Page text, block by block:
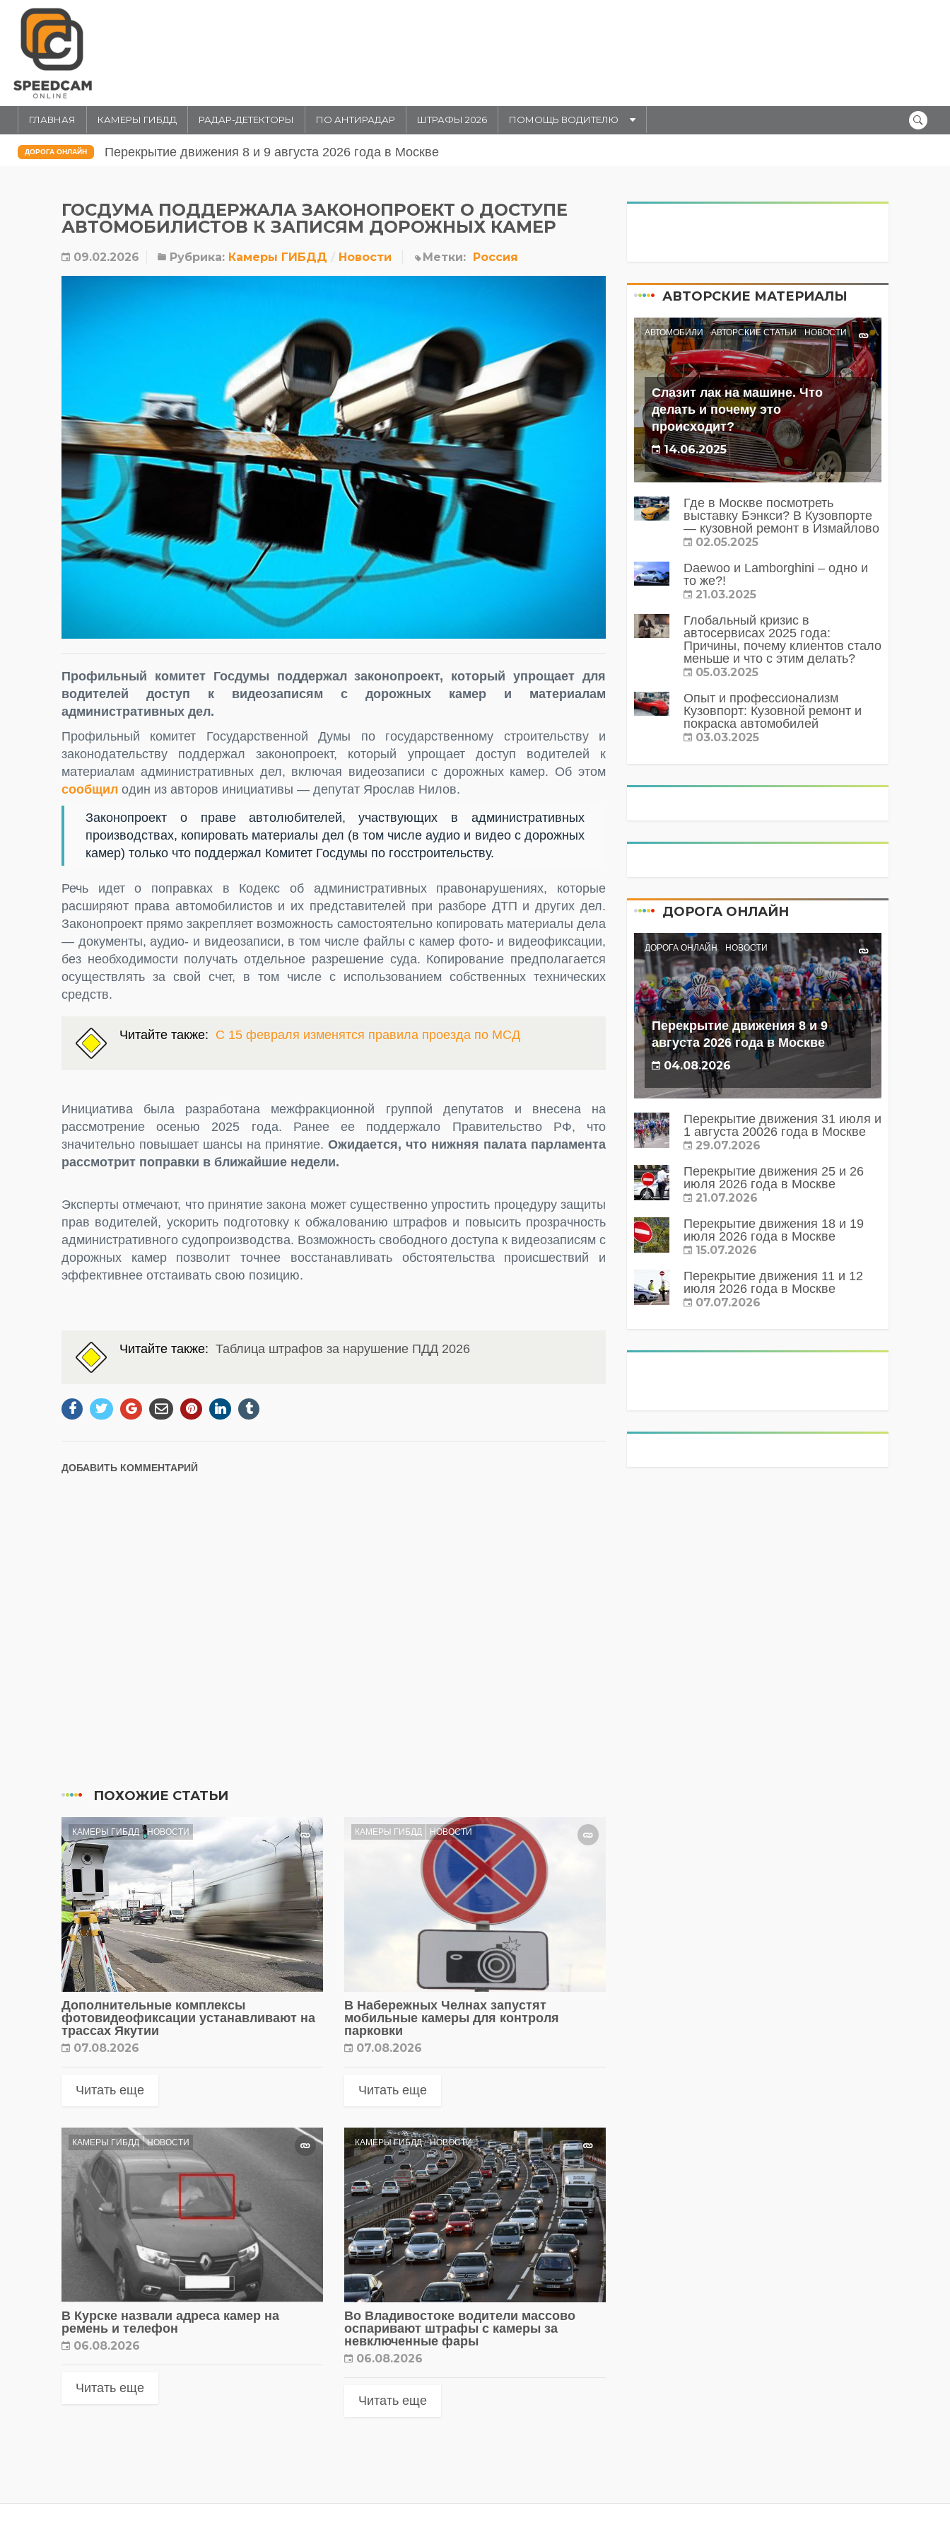
ГЛАВНАЯ КАМЕРЫ ГИБДД РАДАР-ДЕТЕКТОРЫ ПО АНТИРАДАР ШТРАФЫ 2026 ПОМОЩЬ ВОДИТЕЛЮ
ДОРОГА ОНЛАЙН Перекрытие движения 31 июля и 1 августа 20026 года в Москве
ГОСДУМА ПОДДЕРЖАЛА ЗАКОНОПРОЕКТ О ДОСТУПЕ
АВТОМОБИЛИСТОВ К ЗАПИСЯМ ДОРОЖНЫХ КАМЕР
09.02.2026 Рубрика: Камеры ГИБДД Новости Метки: Россия
Профильный комитет Госдумы поддержал законопроект, который упрощает для
водителей доступ к видеозаписям с дорожных камер и материалам
административных дел.
Профильный комитет Государственной Думы по государственному строительству и
законодательству поддержал законопроект, который упрощает доступ водителей к
материалам административных дел, включая видеозаписи с дорожных камер. Об этом
сообщил один из авторов инициативы — депутат Ярослав Нилов.
Законопроект о праве автолюбителей, участвующих в административных
производствах, копировать материалы дел (в том числе аудио и видео с дорожных
камер) только что поддержал Комитет Госдумы по госстроительству.
Речь идет о поправках в Кодекс об административных правонарушениях, которые
расширяют права автомобилистов и их представителей при разборе ДТП и других дел.
Законопроект прямо закрепляет возможность самостоятельно копировать материалы дела
— документы, аудио- и видеозаписи, в том числе файлы с камер фото- и видеофиксации,
без необходимости получать отдельное разрешение суда. Копирование предполагается
осуществлять за свой счет, в том числе с использованием собственных технических
средств.
Читайте также: С 15 февраля изменятся правила проезда по МСД
Инициатива была разработана межфракционной группой депутатов и внесена на
рассмотрение осенью 2025 года. Ранее ее поддержало Правительство РФ, что
значительно повышает шансы на принятие. Ожидается, что нижняя палата парламента
рассмотрит поправки в ближайшие недели.
Эксперты отмечают, что принятие закона может существенно упростить процедуру защиты
прав водителей, ускорить подготовку к обжалованию штрафов и повысить прозрачность
административного судопроизводства. Возможность свободного доступа к видеозаписям с
дорожных камер позволит точнее восстанавливать обстоятельства происшествий и
эффективнее отстаивать свою позицию.
Читайте также: Таблица штрафов за нарушение ПДД 2026
ДОБАВИТЬ КОММЕНТАРИЙ
ПОХОЖИЕ СТАТЬИ
КАМЕРЫ ГИБДД НОВОСТИ
Дополнительные комплексы
фотовидеофиксации устанавливают на
трассах Якутии
07.08.2026
Читать еще
КАМЕРЫ ГИБДД НОВОСТИ
В Набережных Челнах запустят
мобильные камеры для контроля
парковки
07.08.2026
Читать еще
КАМЕРЫ ГИБДД НОВОСТИ
В Курске назвали адреса камер на
ремень и телефон
06.08.2026
Читать еще
КАМЕРЫ ГИБДД НОВОСТИ
Во Владивостоке водители массово
оспаривают штрафы с камеры за
невключенные фары
06.08.2026
Читать еще
АВТОРСКИЕ МАТЕРИАЛЫ
АВТОМОБИЛИ АВТОРСКИЕ СТАТЬИ НОВОСТИ
Слазит лак на машине. Что
делать и почему это
происходит?
14.06.2025
Где в Москве посмотреть
выставку Бэнкси? В Кузовпорте
— кузовной ремонт в Измайлово
02.05.2025
Daewoo и Lamborghini – одно и
то же?!
21.03.2025
Глобальный кризис в
автосервисах 2025 года:
Причины, почему клиентов стало
меньше и что с этим делать?
05.03.2025
Опыт и профессионализм
Кузовпорт: Кузовной ремонт и
покраска автомобилей
03.03.2025
ДОРОГА ОНЛАЙН
ДОРОГА ОНЛАЙН НОВОСТИ
Перекрытие движения 8 и 9
августа 2026 года в Москве
04.08.2026
Перекрытие движения 31 июля и
1 августа 20026 года в Москве
29.07.2026
Перекрытие движения 25 и 26
июля 2026 года в Москве
21.07.2026
Перекрытие движения 18 и 19
июля 2026 года в Москве
15.07.2026
Перекрытие движения 11 и 12
июля 2026 года в Москве
07.07.2026